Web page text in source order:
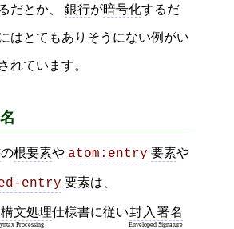
だとか、 銀行が暗号化するだ
はとてもありそうにない例がい
れています。
の根要素や atom:entry 要素や
entry 要素は、
文処理
Processing
仕様書に従い封入署名
Enveloped Signature